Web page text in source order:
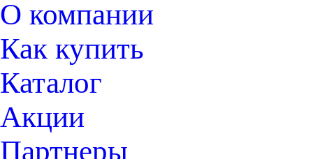
О компании
Как купить
Каталог
Акции
Партнеры